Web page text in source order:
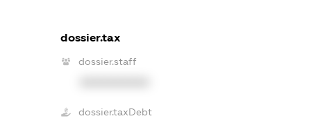
dossier.tax
dossier.staff
dossier.taxDebt